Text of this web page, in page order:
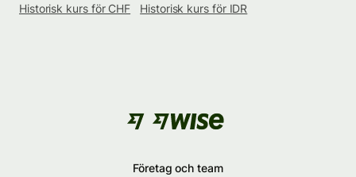
Historisk kurs för CHF
Historisk kurs för IDR
Företag och team